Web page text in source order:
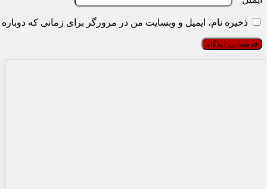
ذخیره نام، ایمیل و وبسایت من در مرورگر برای زمانی که